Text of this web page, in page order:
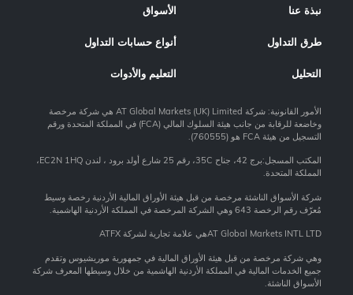
نبذة عنا الأسواق
طرق التداول أنواع حسابات التداول
التحليل التعليم والأدوات
الأمور القانونية: شركة AT Global Markets (UK) Limited هي شركة مرخصة
وخاضعة للرقابة من جانب هيئة السلوك المالي (FCA) في المملكة المتحدة ورقم
التسجيل من هيئة FCA هو (760555).
المكتب المسجل:برج 42، جناح 35C، رقم 25 شارع أولد برود ، لندن EC2N 1HQ،
المملكة المتحدة.
شركة الأسواق الناشئة مرخصة من قبل هيئة الأوراق المالية الأردنية رخصة وسيط
مُعرّف رقم الرخصة 643 وهي الشركة المرخصة في المملكة الأردنية الهاشمية.
AT Global Markets INTL LTDهي علامة تجارية لشركة ATFX
وهي شركة مرخصة من قبل هيئة الأوراق المالية في جمهورية موريشيوس وتقدم
جميع الخدمات المالية في المملكة الأردنية الهاشمية من خلال وسيطها المعرف شركة
الأسواق الناشئة.